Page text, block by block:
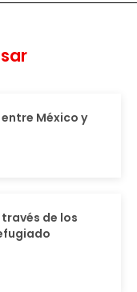
México y
de los